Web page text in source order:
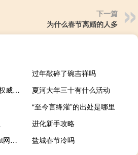
下一篇
为什么春节离婚的人多
过年敲碎了碗吉祥吗
2023-11-16 05:10： 【权威路况】11月16日05:05 S38王夏一级路部分收费站交通管制，请注意！2023年11月16日05:05受路面结冰及事故影响，根据通行条件，辖区交警暂对S38王夏一级路桑科至王格尔塘沿线各收费站入口实施临时交通管制。请途经车辆合理规划出行路线，注意行车安全。获取后续进展及了解最新路况信息请下载甘肃 ​​​
夏河大年三十有什么活动
“至今言绛灌”的出处是哪里
进化新手攻略
web微信网页版（wechat网页版）
盐城春节冷吗